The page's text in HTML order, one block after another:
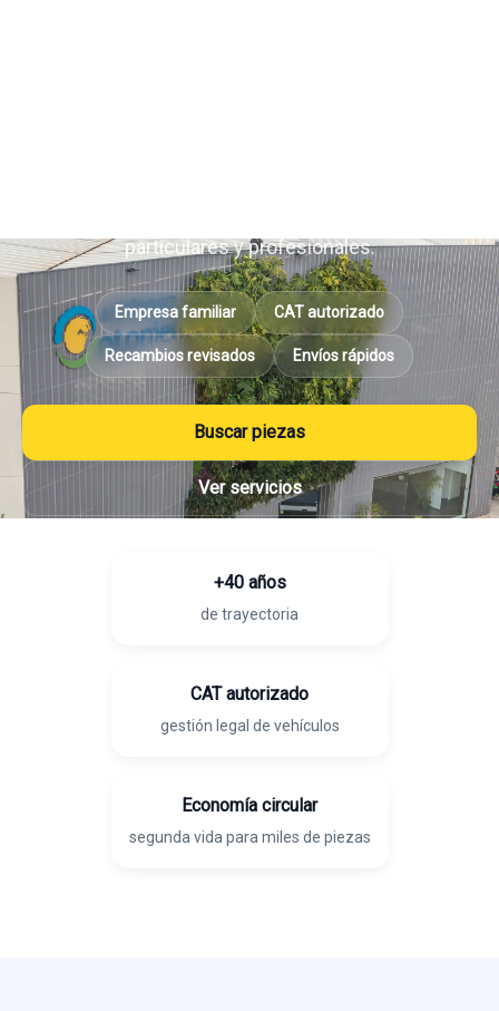
particulares y profesionales.
Empresa familiar CAT autorizado
Recambios revisados Envíos rápidos
Buscar piezas
Ver servicios
+40 años
de trayectoria
CAT autorizado
gestión legal de vehículos
Economía circular
segunda vida para miles de piezas